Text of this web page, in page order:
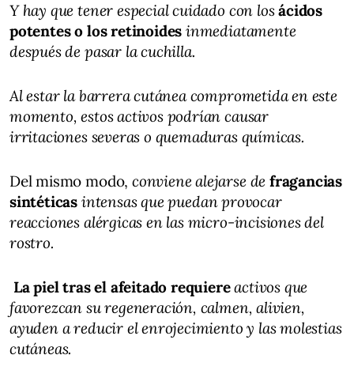
Y hay que tener especial cuidado con losácidos
potentes o los retinoides inmediatamente
después de pasar la cuchilla.
Al estar la barrera cutánea comprometida en este
momento, estos activos podrían causar
irritaciones severas o quemaduras químicas.
Del mismo modo, conviene alejarse de fragancias
sintéticas intensas que puedan provocar
reacciones alérgicas en las micro-incisiones del
rostro.
La piel tras el afeitado requiere activos que
favorezcan su regeneración, calmen, alivien,
ayuden a reducir el enrojecimiento y las molestias
cutáneas.